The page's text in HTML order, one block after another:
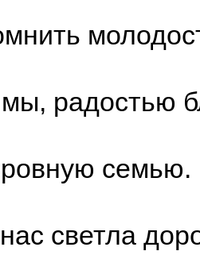
радостью
семью.
светла